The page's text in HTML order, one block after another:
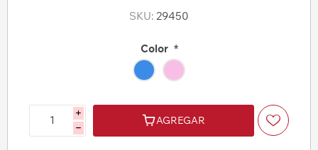
SKU: 29450
Color *
i
h
AGREGAR